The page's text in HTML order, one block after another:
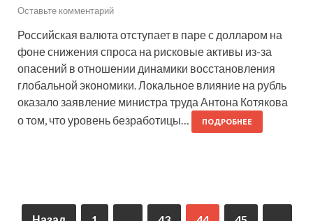
Оставьте комментарий
Российская валюта отступает в паре с долларом на
фоне снижения спроса на рисковые активы из-за
опасений в отношении динамики восстановления
глобальной экономики. Локальное влияние на рубль
оказало заявление министра труда Антона Котякова
о том, что уровень безработицы…
ПОДРОБНЕЕ